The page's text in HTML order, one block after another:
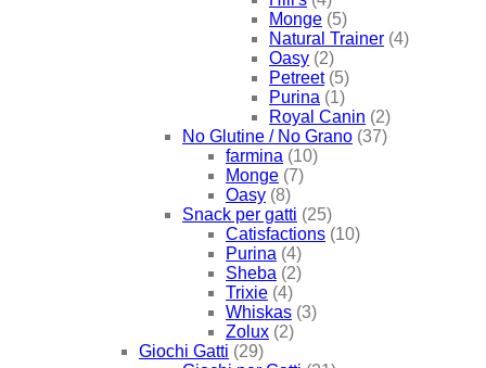
Monge (5)
Natural Trainer (4)
Oasy (2)
Petreet (5)
Purina (1)
Royal Canin (2)
No Glutine / No Grano (37)
farmina (10)
Monge (7)
Oasy (8)
Snack per gatti (25)
Catisfactions (10)
Purina (4)
Sheba (2)
Trixie (4)
Whiskas (3)
Zolux (2)
Giochi Gatti (29)